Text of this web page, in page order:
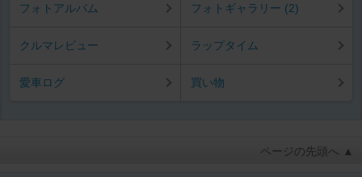
フォトアルバム フォトギャラリー (2)
クルマレビュー ラップタイム
愛車ログ 買い物
ページの先頭へ ▲